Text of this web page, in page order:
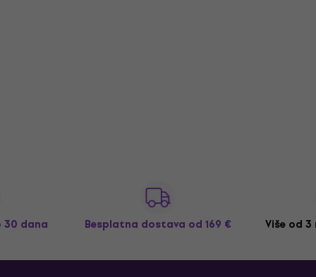
dana Besplatna dostava od 169 € Više od